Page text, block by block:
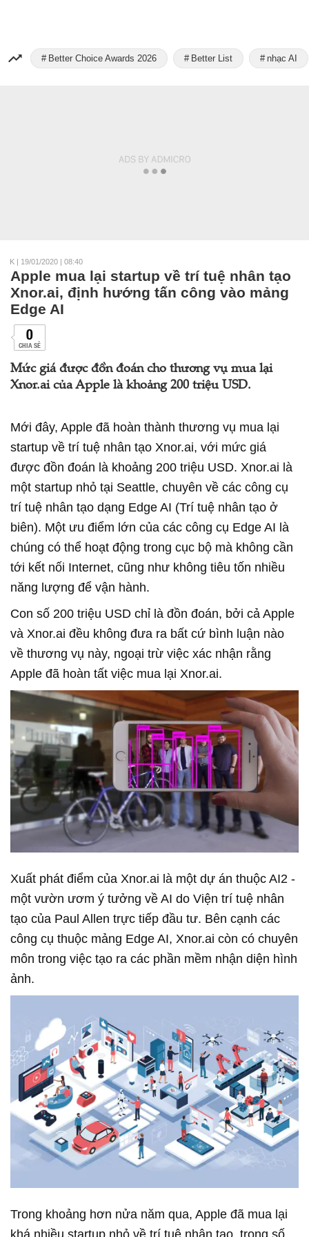
Better Choice Awards 2026 Better List nhạc AI
K | 19/01/2020 | 08:40
Apple mua lại startup về trí tuệ nhân tạo
Xnor.ai, định hướng tấn công vào mảng
Edge AI
0
CHIA SẺ
Mức giá được đồn đoán cho thương vụ mua lại
Xnor.ai của Apple là khoảng 200 triệu USD.
Mới đây, Apple đã hoàn thành thương vụ mua lại
startup về trí tuệ nhân tạo Xnor.ai, với mức giá
được đồn đoán là khoảng 200 triệu USD. Xnor.ai là
một startup nhỏ tại Seattle, chuyên về các công cụ
trí tuệ nhân tạo dạng Edge AI (Trí tuệ nhân tạo ở
biên). Một ưu điểm lớn của các công cụ Edge AI là
chúng có thể hoạt động trong cục bộ mà không cần
tới kết nối Internet, cũng như không tiêu tốn nhiều
năng lượng để vận hành.
Con số 200 triệu USD chỉ là đồn đoán, bởi cả Apple
và Xnor.ai đều không đưa ra bất cứ bình luận nào
về thương vụ này, ngoại trừ việc xác nhận rằng
Apple đã hoàn tất việc mua lại Xnor.ai.
Xuất phát điểm của Xnor.ai là một dự án thuộc AI2 -
một vườn ươm ý tưởng về AI do Viện trí tuệ nhân
tạo của Paul Allen trực tiếp đầu tư. Bên cạnh các
công cụ thuộc mảng Edge AI, Xnor.ai còn có chuyên
môn trong việc tạo ra các phần mềm nhận diện hình
ảnh.
Trong khoảng hơn nửa năm qua, Apple đã mua lại
khá nhiều startup nhỏ về trí tuệ nhân tạo, trong số